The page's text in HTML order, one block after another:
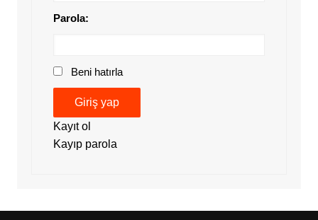
Parola:
Beni hatırla
Giriş yap
Kayıt ol
Kayıp parola